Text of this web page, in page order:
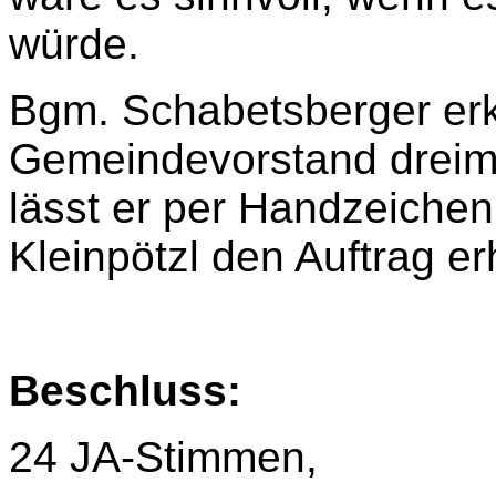
würde.
Bgm. Schabetsberger
Gemeindevorstand
lässt er per
Kleinpötzl den Auftrag
Beschluss:
24 JA-Stimmen,